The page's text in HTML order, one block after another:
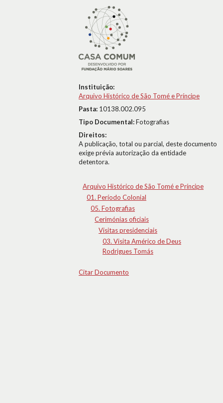
Instituição:
Arquivo Histórico de São Tomé e Príncipe
Pasta: 10138.002.095
Tipo Documental:Fotografias
Direitos:
A publicação, total ou parcial, deste documento
exige prévia autorização da entidade
detentora.
Arquivo Histórico de São Tomé e Príncipe
01. Período Colonial
05. Fotografias
Cerimónias oficiais
Visitas presidenciais
03. Visita Américo de Deus
Rodrigues Tomás
Citar Documento